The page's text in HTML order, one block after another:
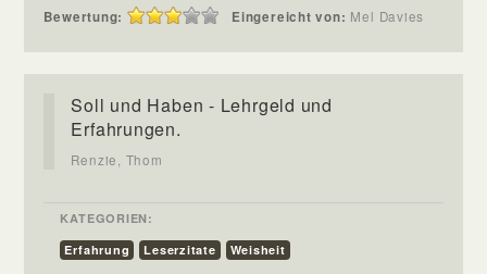
Bewertung: Eingereicht von: Mel Davies
Soll und Haben - Lehrgeld und
Erfahrungen.
Renzie, Thom
KATEGORIEN:
Erfahrung
Leserzitate Weisheit